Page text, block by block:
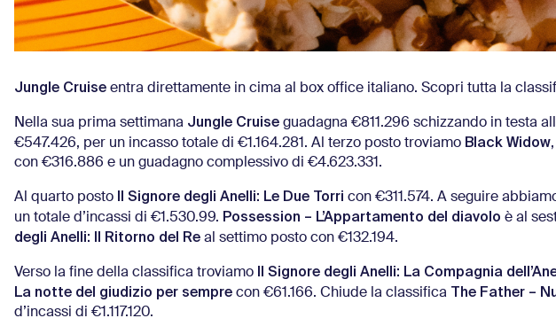
Jungle Cruise entra direttamente in cima al box office italiano. Scopri tutta la
Nella sua prima settimana Jungle Cruise guadagna €811.296 schizzando in testa
€547.426, per un incasso totale di €1.164.281. Al terzo posto troviamo Black Widow
con €316.886 e un guadagno complessivo di €4.623.331.
Al quarto posto Il Signore degli Anelli: Le Due Torri con €311.574. A seguire
un totale d’incassi di €1.530.99. Possession – L’Appartamento del diavolo è al
degli Anelli: Il Ritorno del Re al settimo posto con €132.194.
Verso la fine della classifica troviamo Il Signore degli Anelli: La Compagnia
La notte del giudizio per sempre con €61.166. Chiude la classifica The Father –
d’incassi di €1.117.120.